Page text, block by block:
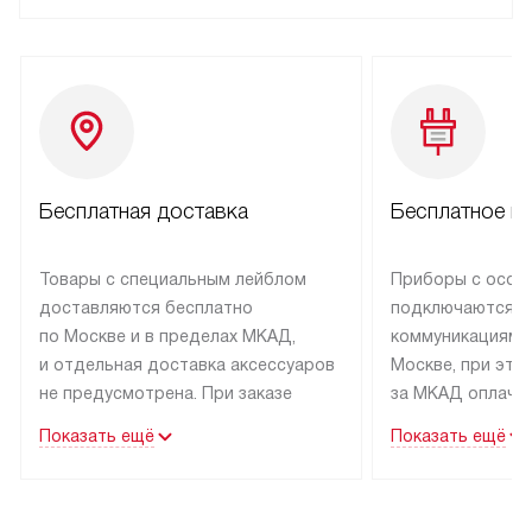
Бесплатная доставка
Товары с специальным лейблом
доставляются бесплатно
по Москве и в пределах МКАД,
и отдельная доставка аксессуаров
не предусмотрена. При заказе
рекомендуем обсудить
Показать ещё
Бесплатное
Приборы с
подключаются к
коммуникациям
Москве, при
за МКАД
партнера
Показать ещё